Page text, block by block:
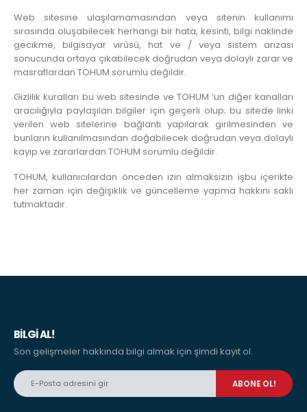
Web sitesine ulaşılamamasından veya sitenin kullanımı
sırasında oluşabilecek herhangi bir hata, kesinti, bilgi naklinde
gecikme, bilgisayar virüsü, hat ve / veya sistem arızası
sonucunda ortaya çıkabilecek doğrudan veya dolaylı zarar ve
masraflardan TOHUM sorumlu değildir.
Gizlilik kuralları bu web sitesinde ve TOHUM ’un diğer kanalları
aracılığıyla paylaşılan bilgiler için geçerli olup; bu sitede linki
verilen web sitelerine bağlantı yapılarak girilmesinden ve
bunların kullanılmasından doğabilecek doğrudan veya dolaylı
kayıp ve zararlardan TOHUM sorumlu değildir.
TOHUM, kullanıcılardan önceden izin almaksızın işbu içerikte
her zaman için değişiklik ve güncelleme yapma hakkını saklı
tutmaktadır.
BILGI AL!
Son gelişmeler hakkında bilgi almak için şimdi kayıt ol.